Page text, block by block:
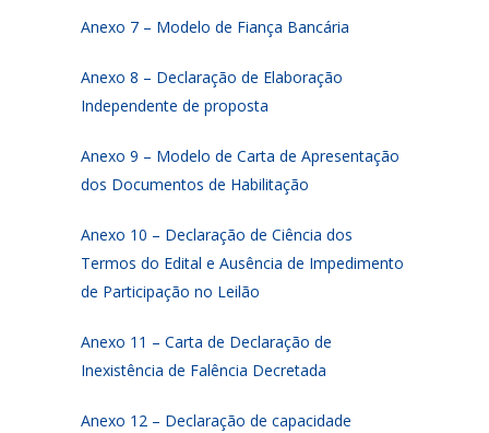
Anexo 7 – Modelo de Fiança Bancária
Anexo 8 – Declaração de Elaboração
Independente de proposta
Anexo 9 – Modelo de Carta de Apresentação
dos Documentos de Habilitação
Anexo 10 – Declaração de Ciência dos
Termos do Edital e Ausência de Impedimento
de Participação no Leilão
Anexo 11 – Carta de Declaração de
Inexistência de Falência Decretada
Anexo 12 – Declaração de capacidade